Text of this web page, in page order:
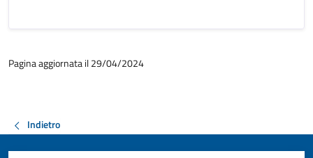
Pagina aggiornata il 29/04/2024
Indietro